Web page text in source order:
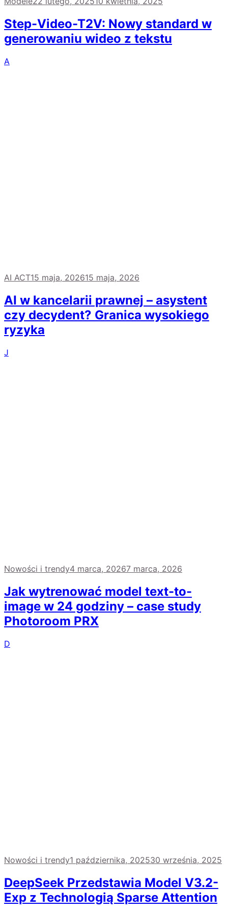
Step-Video-T2V: Nowy standard w
generowaniu wideo z tekstu
A
AI ACT15 maja, 202615 maja, 2026
AI w kancelarii prawnej – asystent
czy decydent? Granica wysokiego
ryzyka
J
Nowości i trendy4 marca, 20267 marca, 2026
Jak wytrenować model text-to-
image w 24 godziny – case study
Photoroom PRX
D
Nowości i trendy1 października, 202530 września, 2025
DeepSeek Przedstawia Model V3.2-
Exp z Technologią Sparse Attention